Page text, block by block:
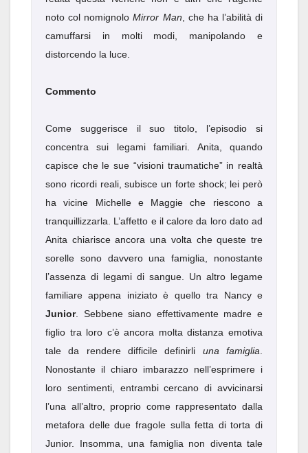
noto col nomignoloMirror Man, che ha l’abilità di
camuffarsi in molti modi, manipolando e
distorcendo la luce.
Commento
Come suggerisce il suo titolo, l’episodio si
concentra sui legami familiari. Anita, quando
capisce che le sue “visioni traumatiche” in realtà
sono ricordi reali, subisce un forte shock; lei però
ha vicine Michelle e Maggie che riescono a
tranquillizzarla. L’affetto e il calore da loro dato ad
Anita chiarisce ancora una volta che queste tre
sorelle sono davvero una famiglia, nonostante
l’assenza di legami di sangue. Un altro legame
familiare appena iniziato è quello tra Nancy e
Junior. Sebbene siano effettivamente madre e
figlio tra loro c’è ancora molta distanza emotiva
tale da rendere difficile definirli una famiglia.
Nonostante il chiaro imbarazzo nell’esprimere i
loro sentimenti, entrambi cercano di avvicinarsi
l’una all’altro, proprio come rappresentato dalla
metafora delle due fragole sulla fetta di torta di
Junior. Insomma, una famiglia non diventa tale